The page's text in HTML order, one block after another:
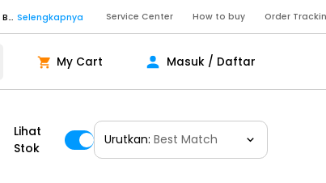
Senin - Sabtu (09:00-20:00), Minggu/Libur Nasional (10:00-18:00), Tutup pada Idul Fitri, Idul Adha, Tahun Baru Selengkapnya
Service Center How to buy Order
My Cart Masuk / Daftar
Lihat
Stok
Urutkan: Best Match